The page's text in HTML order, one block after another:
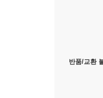
반품/교환